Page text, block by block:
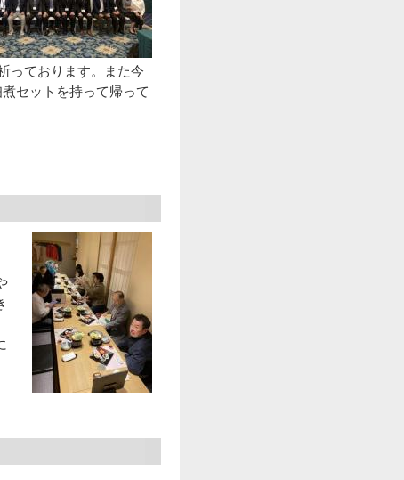
っております。また今
セットを持って帰って